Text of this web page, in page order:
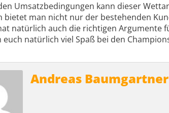
Umsatzbedingungen kann dieser
bietet man nicht nur der bestehenden
natürlich auch die richtigen Argumente
euch natürlich viel Spaß bei den
Andreas Baumgartner